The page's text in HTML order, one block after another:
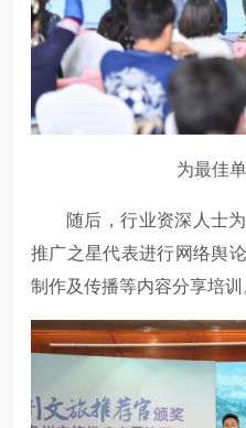
为最佳
随后，行业资深人士
推广之星代表进行网络舆
制作及传播等内容分享培训